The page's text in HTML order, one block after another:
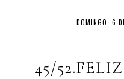
DOMINGO, 6
45/